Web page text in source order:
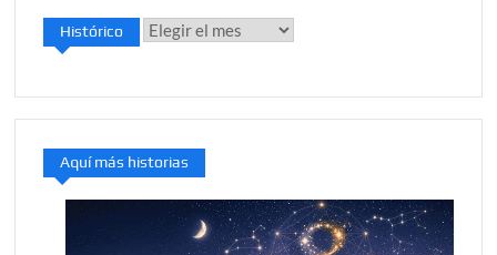
Histórico Histórico
Aquí más historias